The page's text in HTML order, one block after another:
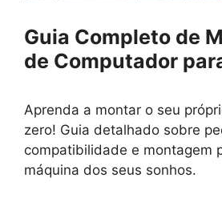
Guia Completo de
de Computador
Aprenda a montar o seu
zero! Guia detalhado sobre
compatibilidade e montagem
máquina dos seus sonhos.